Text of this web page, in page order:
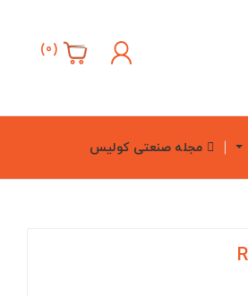
(
0
)
مجله صنعتی کولیس